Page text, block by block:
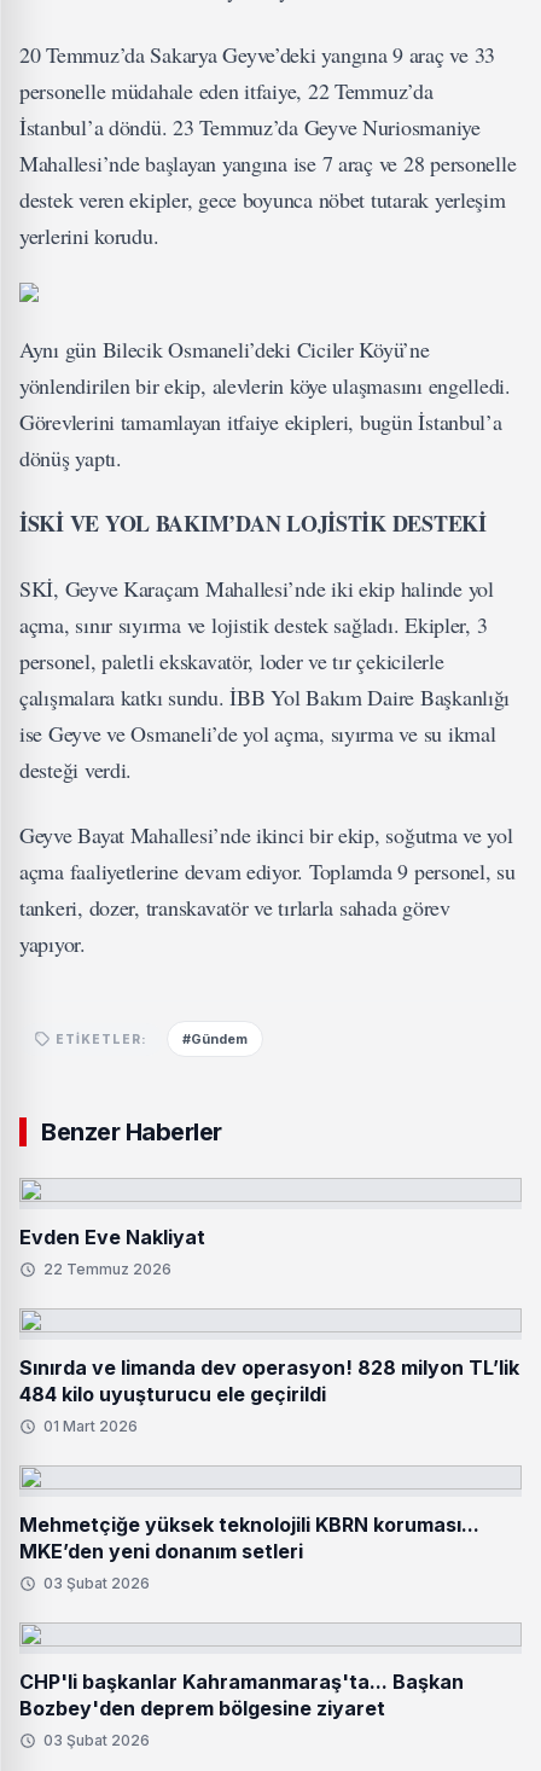
20 Temmuz’da Sakarya Geyve’deki yangına 9 araç ve 33
personelle müdahale eden itfaiye, 22 Temmuz’da
İstanbul’a döndü. 23 Temmuz’da Geyve Nuriosmaniye
Mahallesi’nde başlayan yangına ise 7 araç ve 28 personelle
destek veren ekipler, gece boyunca nöbet tutarak yerleşim
yerlerini korudu.
Aynı gün Bilecik Osmaneli’deki Ciciler Köyü’ne
yönlendirilen bir ekip, alevlerin köye ulaşmasını engelledi.
Görevlerini tamamlayan itfaiye ekipleri, bugün İstanbul’a
dönüş yaptı.
İSKİ VE YOL BAKIM’DAN LOJİSTİK DESTEKİ
SKİ, Geyve Karaçam Mahallesi’nde iki ekip halinde yol
açma, sınır sıyırma ve lojistik destek sağladı. Ekipler, 3
personel, paletli ekskavatör, loder ve tır çekicilerle
çalışmalara katkı sundu. İBB Yol Bakım Daire Başkanlığı
ise Geyve ve Osmaneli’de yol açma, sıyırma ve su ikmal
desteği verdi.
Geyve Bayat Mahallesi’nde ikinci bir ekip, soğutma ve yol
açma faaliyetlerine devam ediyor. Toplamda 9 personel, su
tankeri, dozer, transkavatör ve tırlarla sahada görev
yapıyor.
ETIKETLER: #Gündem
Benzer Haberler
Evden Eve Nakliyat
22 Temmuz 2026
Sınırda ve limanda dev operasyon! 828 milyon TL’lik
484 kilo uyuşturucu ele geçirildi
01 Mart 2026
Mehmetçiğe yüksek teknolojili KBRN koruması...
MKE’den yeni donanım setleri
03 Şubat 2026
CHP'li başkanlar Kahramanmaraş'ta... Başkan
Bozbey'den deprem bölgesine ziyaret
03 Şubat 2026